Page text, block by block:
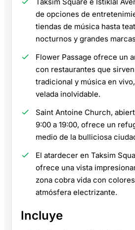
Taksim Square e Istiklal
de opciones de
tiendas de música hasta
nocturnos y grandes
Flower Passage ofrece un
con restaurantes que
tradicional y música en
velada inolvidable.
Saint Antoine Church,
9:00 a 19:00, ofrece un
medio de la bulliciosa
El atardecer en Taksim
ofrece una vista
zona cobra vida con
atmósfera electrizante.
Incluye